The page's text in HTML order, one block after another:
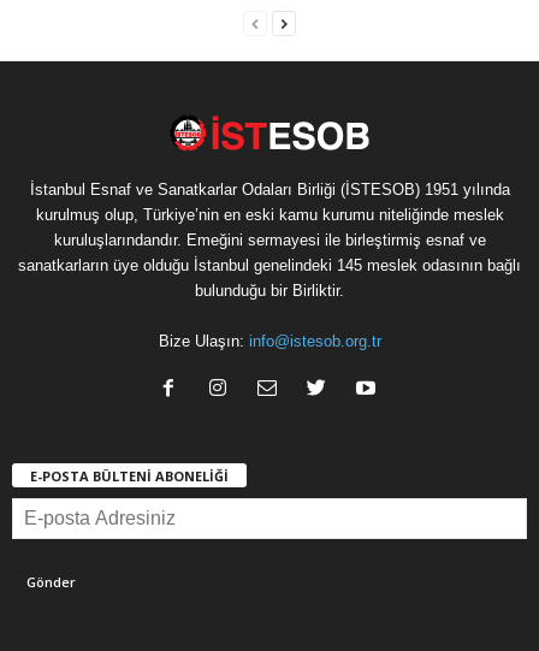
İstanbul Esnaf ve Sanatkarlar Odaları Birliği (İSTESOB) 1951 yılında
kurulmuş olup, Türkiye’nin en eski kamu kurumu niteliğinde meslek
kuruluşlarındandır. Emeğini sermayesi ile birleştirmiş esnaf ve
sanatkarların üye olduğu İstanbul genelindeki 145 meslek odasının bağlı
bulunduğu bir Birliktir.
Bize Ulaşın: info@istesob.org.tr
E-POSTA BÜLTENİ ABONELİĞİ